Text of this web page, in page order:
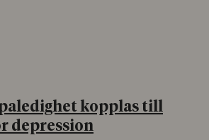
kopplas till
depression